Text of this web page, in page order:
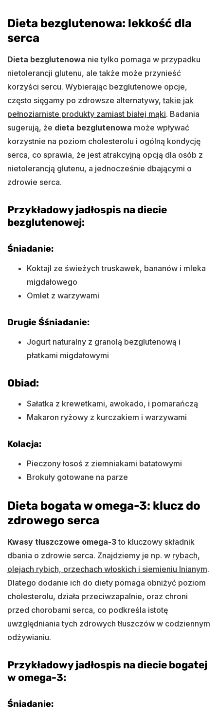
Dieta bezglutenowa: lekkość dla
serca
Dieta bezglutenowa nie tylko pomaga w przypadku
nietolerancji glutenu, ale także może przynieść
korzyści sercu. Wybierając bezglutenowe opcje,
często sięgamy po zdrowsze alternatywy,takie jak
pełnoziarniste produkty zamiast białej mąki. Badania
sugerują, że dieta bezglutenowa może wpływać
korzystnie na poziom cholesterolu i ogólną kondycję
serca, co sprawia, że jest atrakcyjną opcją dla osób z
nietolerancją glutenu, a jednocześnie dbającymi o
zdrowie serca.
Przykładowy jadłospis na diecie
bezglutenowej:
Śniadanie:
Koktajl ze świeżych truskawek, bananów i mleka
migdałowego
Omlet z warzywami
Drugie Śśniadanie:
Jogurt naturalny z granolą bezglutenową i
płatkami migdałowymi
Obiad:
Sałatka z krewetkami, awokado, i pomarańczą
Makaron ryżowy z kurczakiem i warzywami
Kolacja:
Pieczony łosoś z ziemniakami batatowymi
Brokuły gotowane na parze
Dieta bogata w omega-3: klucz do
zdrowego serca
Kwasy tłuszczowe omega-3to kluczowy składnik
dbania o zdrowie serca. Znajdziemy je np. w rybach,
olejach rybich, orzechach włoskich i siemieniu lnianym.
Dlatego dodanie ich do diety pomaga obniżyć poziom
cholesterolu, działa przeciwzapalnie, oraz chroni
przed chorobami serca, co podkreśla istotę
uwzględniania tych zdrowych tłuszczów w codziennym
odżywianiu.
Przykładowy jadłospis na diecie bogatej
w omega-3:
Śniadanie: